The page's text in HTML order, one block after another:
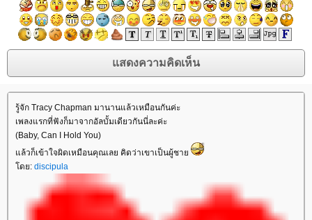
รู้จัก Tracy Chapman มานานแล้วเหมือนกันค่ะ
เพลงแรกที่ฟังก็มาจากอัลบั้มเดียวกันนี่ละค่ะ
(Baby, Can I Hold You)
ล้วก็เข้าใจผิดเหมือนคุณเลย คิดว่าเขาเป็นผู้ชา
ดย: discipula